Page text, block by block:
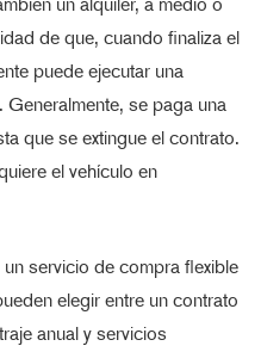
de que, cuando finaliza el
puede ejecutar una
se paga una
que se extingue el contrato.
el vehículo en
un servicio de compra flexible
elegir entre un contrato
anual y servicios